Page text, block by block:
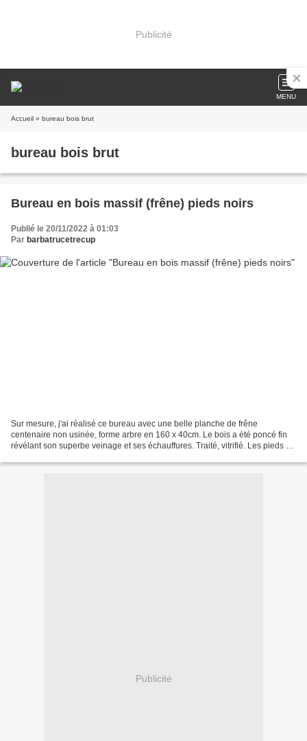
Publicité
MENU
Accueil » bureau bois brut
bureau bois brut
Bureau en bois massif (frêne) pieds noirs
Publié le 20/11/2022 à 01:03
Par barbatrucetrecup
Sur mesure, j'ai réalisé ce bureau avec une belle planche de frêne
centenaire non usinée, forme arbre en 160 x 40cm. Le bois a été poncé fin
révélant son superbe veinage et ses échauffures. Traité, vitrifié. Les pieds en
Publicité